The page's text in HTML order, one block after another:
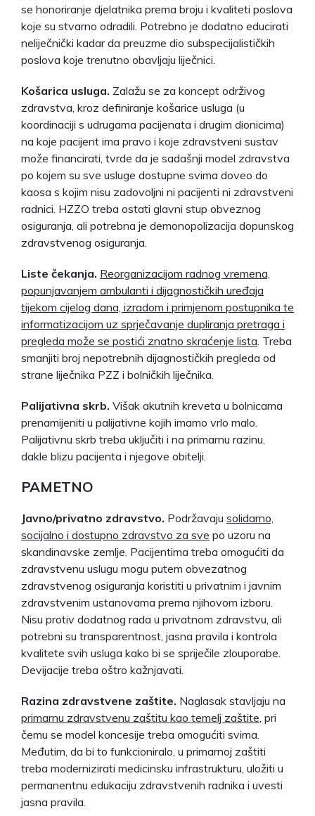
se honoriranje djelatnika prema broju i kvaliteti poslova
koje su stvarno odradili. Potrebno je dodatno educirati
neliječnički kadar da preuzme dio subspecijalističkih
poslova koje trenutno obavljaju liječnici.
Košarica usluga. Zalažu se za koncept održivog
zdravstva, kroz definiranje košarice usluga (u
koordinaciji s udrugama pacijenata i drugim dionicima)
na koje pacijent ima pravo i koje zdravstveni sustav
može financirati, tvrde da je sadašnji model zdravstva
po kojem su sve usluge dostupne svima doveo do
kaosa s kojim nisu zadovoljni ni pacijenti ni zdravstveni
radnici. HZZO treba ostati glavni stup obveznog
osiguranja, ali potrebna je demonopolizacija dopunskog
zdravstvenog osiguranja.
Liste čekanja. Reorganizacijom radnog vremena,
popunjavanjem ambulanti i dijagnostičkih uređaja
tijekom cijelog dana, izradom i primjenom postupnika te
informatizacijom uz sprječavanje dupliranja pretraga i
pregleda može se postići znatno skraćenje lista . Treba
smanjiti broj nepotrebnih dijagnostičkih pregleda od
strane liječnika PZZ i bolničkih liječnika.
Palijativna skrb. Višak akutnih kreveta u bolnicama
prenamijeniti u palijativne kojih imamo vrlo malo.
Palijativnu skrb treba uključiti i na primarnu razinu,
dakle blizu pacijenta i njegove obitelji.
PAMETNO
Javno/privatno zdravstvo. Podržavaju solidarno,
socijalno i dostupno zdravstvo za sve po uzoru na
skandinavske zemlje. Pacijentima treba omogućiti da
zdravstvenu uslugu mogu putem obvezatnog
zdravstvenog osiguranja koristiti u privatnim i javnim
zdravstvenim ustanovama prema njihovom izboru.
Nisu protiv dodatnog rada u privatnom zdravstvu, ali
potrebni su transparentnost, jasna pravila i kontrola
kvalitete svih usluga kako bi se spriječile zlouporabe.
Devijacije treba oštro kažnjavati.
Razina zdravstvene zaštite. Naglasak stavljaju na
primarnu zdravstvenu zaštitu kao temelj zaštite , pri
čemu se model koncesije treba omogućiti svima.
Međutim, da bi to funkcioniralo, u primarnoj zaštiti
treba modernizirati medicinsku infrastrukturu, uložiti u
permanentnu edukaciju zdravstvenih radnika i uvesti
jasna pravila.